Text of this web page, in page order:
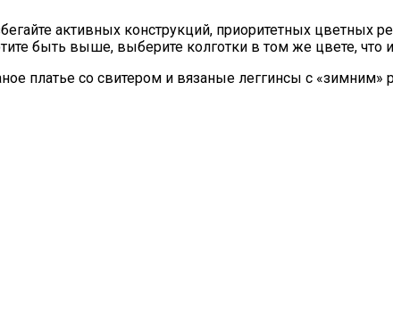
активных конструкций, приоритетных цветных
быть выше, выберите колготки в том же цвете, что
платье со свитером и вязаные леггинсы с «зимним»